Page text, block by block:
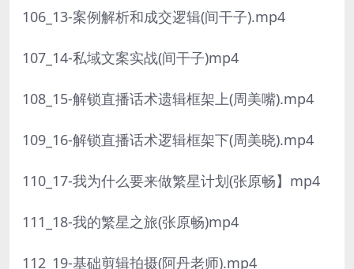
106_13-案例解析和成交逻辑(间干子).mp4
107_14-私域文案实战(间干子)mp4
108_15-解锁直播话术遗辑框架上(周美嘴).mp4
109_16-解锁直播话术逻辑框架下(周美晓).mp4
110_17-我为什么要来做繁星计划(张原畅】mp4
111_18-我的繁星之旅(张原畅)mp4
112_19-基础剪辑拍摄(阿丹老师).mp4